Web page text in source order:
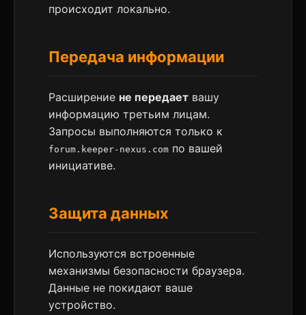
происходит локально.
Передача информации
Расширение не передает вашу
информацию третьим лицам.
Запросы выполняются только к
forum.keeper-nexus.com по вашей
инициативе.
Защита данных
Используются встроенные
механизмы безопасности браузера.
Данные не покидают ваше
устройство.